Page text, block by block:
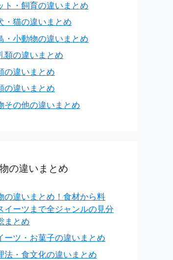
た（そのような
表情」
ト・飼育の違いまとめ
・猫の違いまとめ
・小動物の違いまとめ
類の違いまとめ
の違いまとめ
の違いまとめ
その他の違いまとめ
の違いまとめ
の違いまとめ！食材から料
イーツまで全ジャンルの見分
まとめ
ーツ・お菓子の違いまとめ
法・食文化の違いまとめ